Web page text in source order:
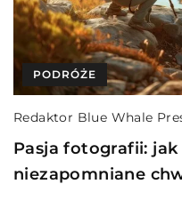
PODRÓŻE
Redaktor Blue Whale
Pasja fotografii:
niezapomniane